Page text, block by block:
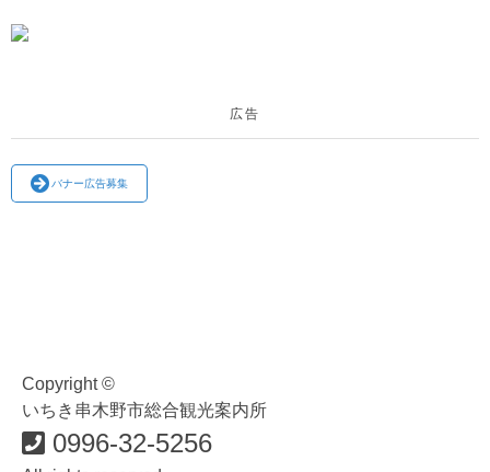
広告
バナー広告募集
Copyright ©
いちき串木野市総合観光案内所
0996-32-5256